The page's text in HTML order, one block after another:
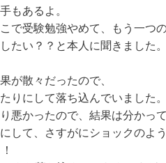
もあるよ。
で受験勉強やめて、もう一つ
たい？？と本人に聞きました。
が散々だったので、
りにして落ち込んでいました。
悪かったので、結果は分かっ
して、さすがにショックのよう